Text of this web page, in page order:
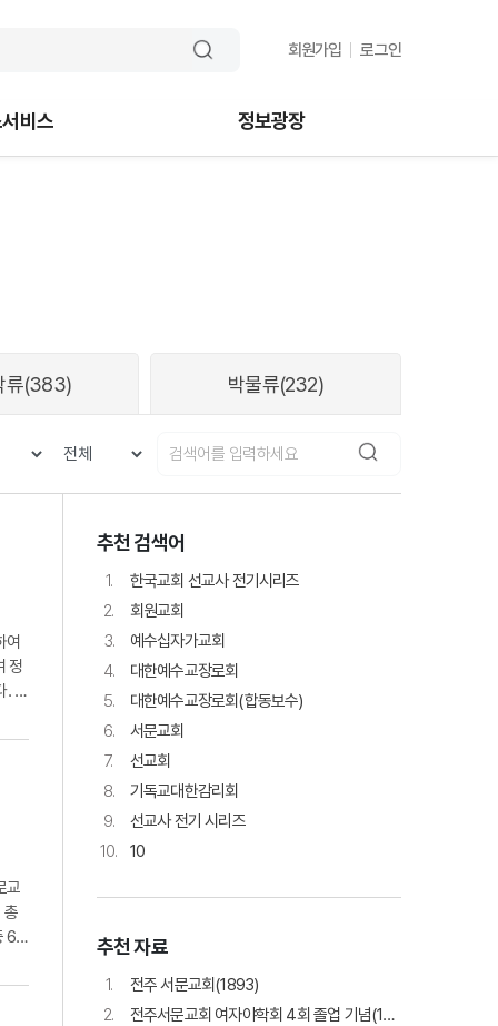
로그인
회원가입
비스 정보광장
류(383) 박물류(232)
여
정
. 수
교
총
62.
추천 검색어
1.
한국교회 선교사 전기시리즈
2.
회원교회
3.
예수십자가교회
4.
대한예수교장로회
5.
대한예수교장로회(합동보수)
6.
서문교회
7.
선교회
8.
기독교대한감리회
9.
선교사 전기 시리즈
10.
10
추천 자료
1.
전주 서문교회(1893)
2.
전주서문교회 여자야학회 4회 졸업 기념(1926)